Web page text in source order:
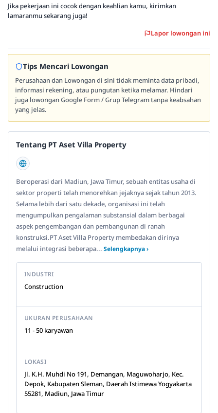
Jika pekerjaan ini cocok dengan keahlian kamu, kirimkan
lamaranmu sekarang juga!
Lapor lowongan ini
Tips Mencari Lowongan
Perusahaan dan Lowongan di sini tidak meminta data pribadi,
informasi rekening, atau pungutan ketika melamar. Hindari
juga lowongan Google Form / Grup Telegram tanpa keabsahan
yang jelas.
Tentang PT Aset Villa Property
Beroperasi dari Madiun, Jawa Timur, sebuah entitas usaha di
sektor properti telah menorehkan jejaknya sejak tahun 2013.
Selama lebih dari satu dekade, organisasi ini telah
mengumpulkan pengalaman substansial dalam berbagai
aspek pengembangan dan pembangunan di ranah
konstruksi.PT Aset Villa Property membedakan dirinya
melalui integrasi beberapa... Selengkapnya ›
INDUSTRI
Construction
UKURAN PERUSAHAAN
11 - 50 karyawan
LOKASI
Jl. K.H. Muhdi No 191, Demangan, Maguwoharjo, Kec.
Depok, Kabupaten Sleman, Daerah Istimewa Yogyakarta
55281, Madiun, Jawa Timur